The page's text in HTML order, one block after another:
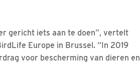
gericht iets aan te doen”, vertelt
Europe in Brussel. “In 2019
voor bescherming van dieren en